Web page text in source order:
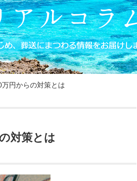
円からの対策とは
対策とは